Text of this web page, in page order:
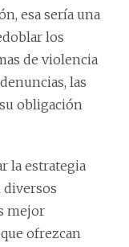
esa sería una
los
de violencia
las
obligación
la estrategia
diversos
mejor
ofrezcan